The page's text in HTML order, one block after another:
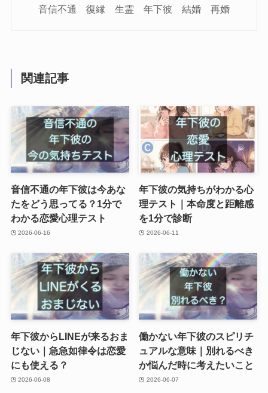
音信不通 復縁 生霊 年下彼 結婚 再婚
関連記事
音信不通の年下彼は今あな
たをどう思ってる？1分で
わかる恋愛心理テスト
2026-06-16
年下彼の気持ちがわかる心
理テスト｜本命度と距離感
を1分で診断
2026-06-11
年下彼からLINEが来るおま
じない｜急急如律令は恋愛
にも使える？
2026-06-08
働かない年下彼のスピリチ
ュアルな意味｜別れるべき
か悩んだ時に考えたいこと
2026-06-07